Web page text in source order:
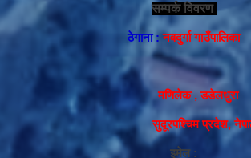
सम्पर्क विवरण
ठेगाना :नवदुर्गा गाउँपालिका
मणिलेक , डडेलधुरा
सुदूरपश्चिम प्रदेश,
इमेल :